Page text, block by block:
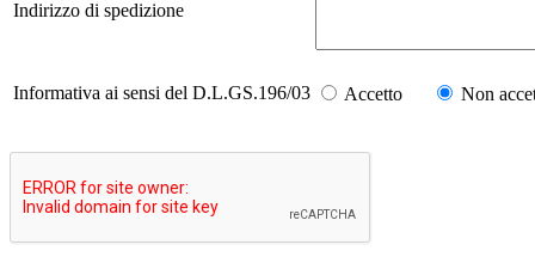
Indirizzo di spedizione
Informativa ai sensi del D.L.GS.196/03 Accetto Non